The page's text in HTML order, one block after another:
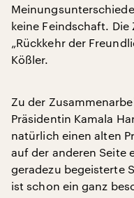
keine Feindschaft. Die
„Rückkehr der
Kößler.
Zu der
Präsidentin Kamala
natürlich einen alten
auf der anderen Seite
geradezu begeisterte
ist schon ein ganz